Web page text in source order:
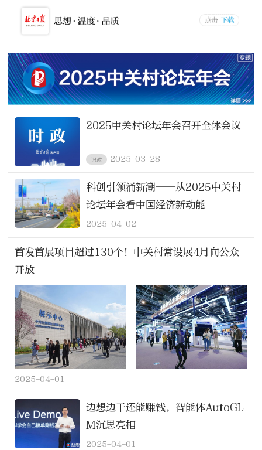
2025中关村论坛年会召开全体会议
识政 2025-03-28
科创引领涌新潮——从2025中关村
论坛年会看中国经济新动能
2025-04-02
首发首展项目超过130个！中关村常设展4月向公众
开放
2025-04-01
边想边干还能赚钱，智能体AutoGL
M沉思亮相
2025-04-01